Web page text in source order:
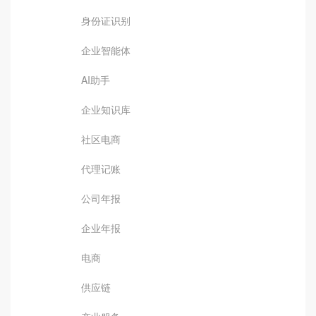
身份证识别
企业智能体
AI助手
企业知识库
社区电商
代理记账
公司年报
企业年报
电商
供应链